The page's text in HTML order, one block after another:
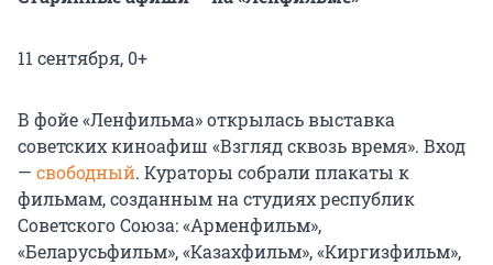
11 сентября, 0+
В фойе «Ленфильма» открылась выставка
советских киноафиш «Взгляд сквозь время». Вход
— свободный. Кураторы собрали плакаты к
фильмам, созданным на студиях республик
Советского Союза: «Арменфильм»,
«Беларусьфильм», «Казахфильм», «Киргизфильм»,